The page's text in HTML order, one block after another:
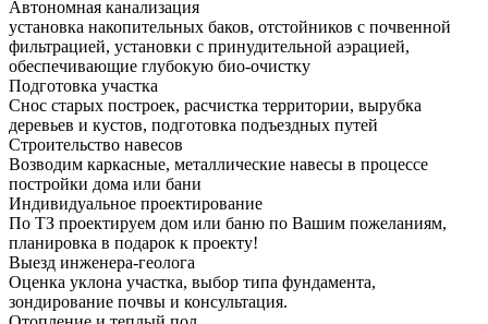
Автономная канализация
установка накопительных баков, отстойников с почвенной
фильтрацией, установки с принудительной аэрацией,
обеспечивающие глубокую био-очистку
Подготовка участка
Снос старых построек, расчистка территории, вырубка
деревьев и кустов, подготовка подъездных путей
Строительство навесов
Возводим каркасные, металлические навесы в процессе
постройки дома или бани
Индивидуальное проектирование
По ТЗ проектируем дом или баню по Вашим пожеланиям,
планировка в подарок к проекту!
Выезд инженера-геолога
Оценка уклона участка, выбор типа фундамента,
зондирование почвы и консультация.